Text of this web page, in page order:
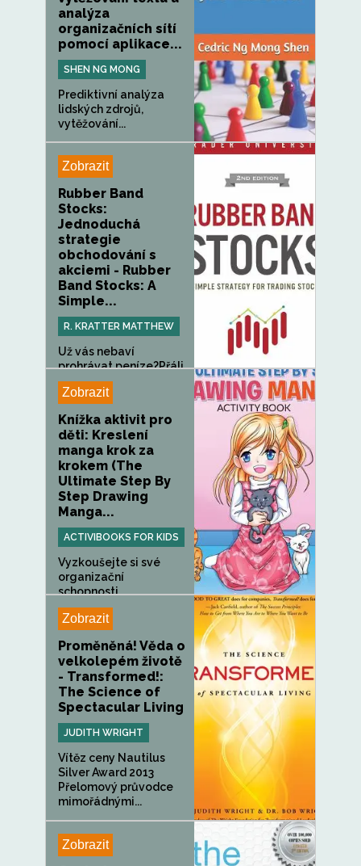
analýza
organizačních sítí
pomocí aplikace...
SHEN NG MONG
Prediktivní analýza
lidských zdrojů,
vytěžování...
Zobrazit
Rubber Band
Stocks:
Jednoduchá
strategie
obchodování s
akciemi - Rubber
Band Stocks: A
Simple...
R. KRATTER MATTHEW
Už vás nebaví
prohrávat peníze?Přáli
jste si...
Zobrazit
Knížka aktivit pro
děti: Kreslení
manga krok za
krokem (The
Ultimate Step By
Step Drawing
Manga...
ACTIVIBOOKS FOR KIDS
Vyzkoušejte si své
organizační
schopnosti...
Zobrazit
Proměněná! Věda o
velkolepém životě
- Transformed!:
The Science of
Spectacular Living
JUDITH WRIGHT
Vítěz ceny Nautilus
Silver Award 2013
Přelomový průvodce
mimořádnými...
Zobrazit